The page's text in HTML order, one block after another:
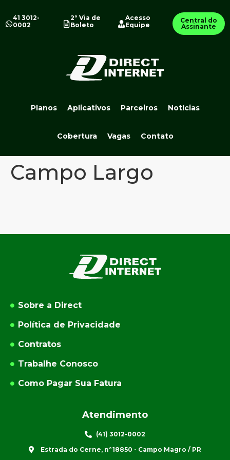
41 3012-
0002
2º Via de
Boleto
Acesso
Equipe
Central do
Assinante
Planos Aplicativos Parceiros Notícias
Cobertura Vagas Contato
Campo Largo
Sobre a Direct
Política de Privacidade
Contratos
Trabalhe Conosco
Como Pagar Sua Fatura
Atendimento
(41) 3012-0002
Estrada do Cerne, n°18850 - Campo Magro / PR